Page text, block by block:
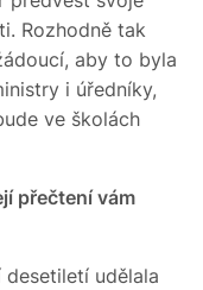
Rozhodně tak
aby to byla
i úředníky,
ve školách
přečtení vám
udělala